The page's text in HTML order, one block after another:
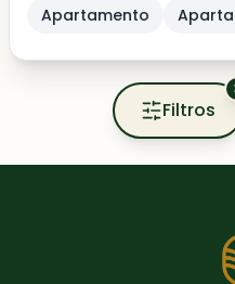
Filtros
Apartamento